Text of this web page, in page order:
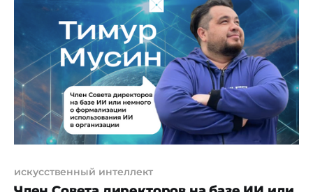
комплаенс окончательно перестаёт быть
вспомогательной функцией контроля и
трансформируется в интегрированный
элемент корпоративного управления,
управления рисками
искусственный интеллект